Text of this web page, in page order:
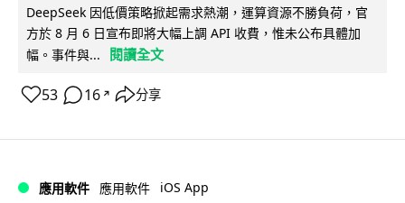
DeepSeek 因低價策略掀起需求熱潮，運算資源不勝負荷，官
方於 8 月 6 日宣布即將大幅上調 API 收費，惟未公布具體加
幅。事件與...
閱讀全文
53 16 ↗ 分享
應用軟件 應用軟件 iOS App